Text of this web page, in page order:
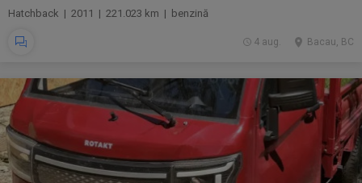
Hatchback | 2011 | 221.023 km | benzină
Bacau, BC
4 aug.